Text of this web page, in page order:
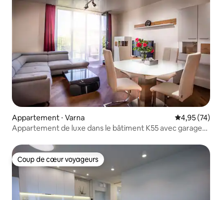
Appartement ⋅ Varna Évaluation
4,95 (74)
Appartement de luxe dans le bâtiment K55 avec garage
Coup de cœur voyageurs
Coup de cœur voyageurs